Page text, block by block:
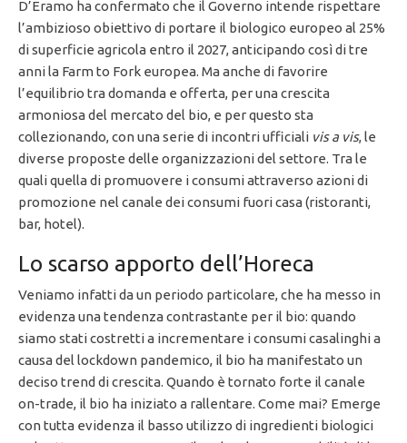
D’Eramo ha confermato che il Governo intende rispettare
l’ambizioso obiettivo di portare il biologico europeo al 25%
di superficie agricola entro il 2027, anticipando così di tre
anni la Farm to Fork europea. Ma anche di favorire
l’equilibrio tra domanda e offerta, per una crescita
armoniosa del mercato del bio, e per questo sta
collezionando, con una serie di incontri ufficiali vis a vis, le
diverse proposte delle organizzazioni del settore. Tra le
quali quella di promuovere i consumi attraverso azioni di
promozione nel canale dei consumi fuori casa (ristoranti,
bar, hotel).
Lo scarso apporto dell’Horeca
Veniamo infatti da un periodo particolare, che ha messo in
evidenza una tendenza contrastante per il bio: quando
siamo stati costretti a incrementare i consumi casalinghi a
causa del lockdown pandemico, il bio ha manifestato un
deciso trend di crescita. Quando è tornato forte il canale
on-trade, il bio ha iniziato a rallentare. Come mai? Emerge
con tutta evidenza il basso utilizzo di ingredienti biologici